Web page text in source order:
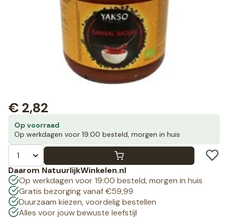
Op voorraad
Op werkdagen voor 19:00 besteld, morgen in huis
€ 2,82
Daarom NatuurlijkWinkelen.nl
Op werkdagen voor 19:00 besteld, morgen in huis
Gratis bezorging vanaf €59,99
Duurzaam kiezen, voordelig bestellen
Alles voor jouw bewuste leefstijl